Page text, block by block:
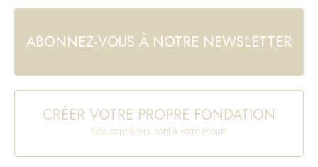
ABONNEZ-VOUS À NOTRE NEWSLETTER
CRÉER VOTRE PROPRE FONDATION
Nos conseillers sont à votre écoute